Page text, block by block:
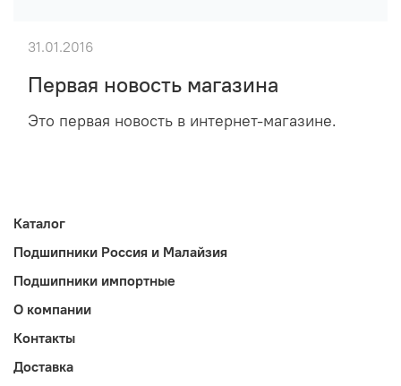
Первая новость магазина
Это первая новость в интернет-магазине.
31.01.2016
Каталог
Подшипники Россия и Малайзия
Подшипники импортные
О компании
Контакты
Доставка